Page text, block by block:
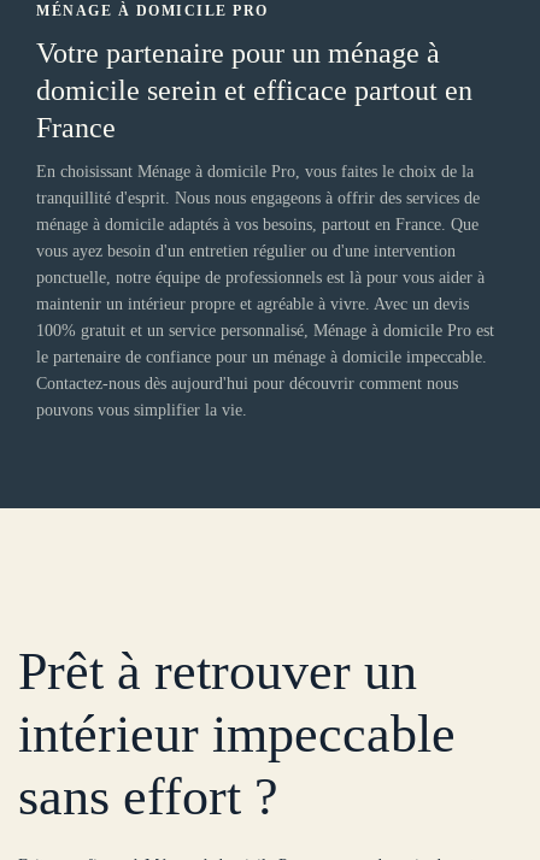
MÉNAGE À DOMICILE PRO
Votre partenaire pour un ménage à
domicile serein et efficace partout en
France
En choisissant Ménage à domicile Pro, vous faites le choix de la
tranquillité d'esprit. Nous nous engageons à offrir des services de
ménage à domicile adaptés à vos besoins, partout en France. Que
vous ayez besoin d'un entretien régulier ou d'une intervention
ponctuelle, notre équipe de professionnels est là pour vous aider à
maintenir un intérieur propre et agréable à vivre. Avec un devis
100% gratuit et un service personnalisé, Ménage à domicile Pro est
le partenaire de confiance pour un ménage à domicile impeccable.
Contactez-nous dès aujourd'hui pour découvrir comment nous
pouvons vous simplifier la vie.
Prêt à retrouver un
intérieur impeccable
sans effort ?